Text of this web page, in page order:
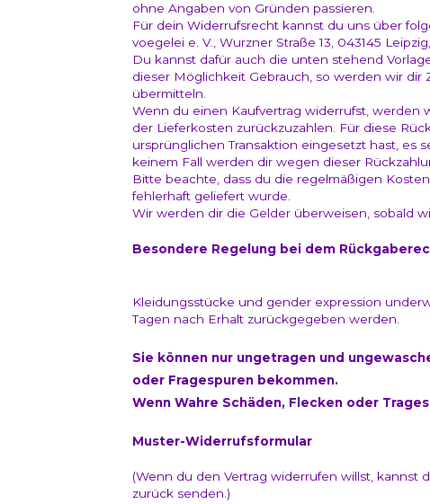
ohne Angaben von Gründen passieren.
Für dein Widerrufsrecht kannst du uns über
voegelei e. V., Wurzner Straße 13, 043145
Du kannst dafür auch die unten stehend
dieser Möglichkeit Gebrauch, so werden wir
übermitteln.
Wenn du einen Kaufvertrag widerrufst, werden
der Lieferkosten zurückzuzahlen. Für diese
ursprünglichen Transaktion eingesetzt hast, es
keinem Fall werden dir wegen dieser
Bitte beachte, dass du die regelmäßigen
fehlerhaft geliefert wurde.
Wir werden dir die Gelder überweisen, sobald
Besondere Regelung bei dem
Kleidungsstücke und gender expression
Tagen nach Erhalt zurückgegeben werden.
Sie können nur ungetragen und
oder Fragespuren bekommen.
Wenn Wahre Schäden, Flecken oder
Muster-Widerrufsformular
(Wenn du den Vertrag widerrufen willst, kannst
zurück senden.)